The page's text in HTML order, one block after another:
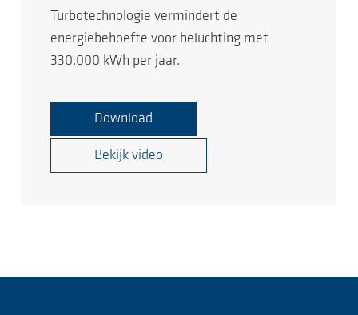
Turbotechnologie vermindert de
energiebehoefte voor beluchting met
330.000 kWh per jaar.
Download
Bekijk video